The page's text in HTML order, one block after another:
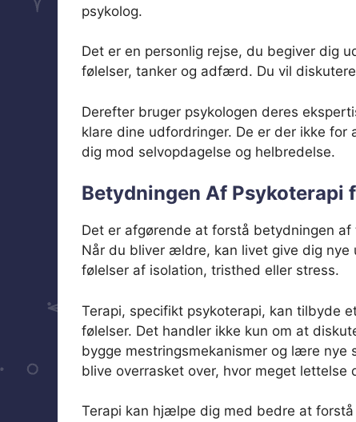
psykolog.
Det er en personlig rejse, du begiver dig
følelser, tanker og adfærd. Du vil
Derefter bruger psykologen deres
klare dine udfordringer. De er der ikke
dig mod selvopdagelse og helbredelse.
Betydningen Af
Det er afgørende at forstå betydningen
Når du bliver ældre, kan livet give dig
følelser af isolation, tristhed eller stress.
Terapi, specifikt psykoterapi, kan tilbyde
følelser. Det handler ikke kun om at
bygge mestringsmekanismer og lære nye
blive overrasket over, hvor meget lettelse
Terapi kan hjælpe dig med bedre at